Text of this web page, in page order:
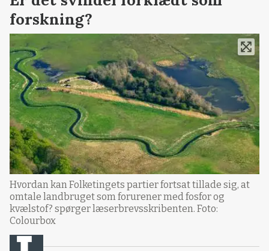
forskning?
Hvordan kan Folketingets partier fortsat tillade sig, at
omtale landbruget som forurener med fosfor og
kvælstof? spørger læserbrevsskribenten. Foto:
Colourbox